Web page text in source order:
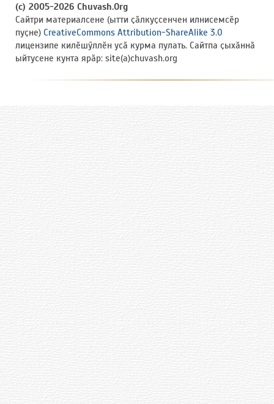
(c) 2005-2026 Chuvash.Org
Сайтри материалсене (ытти ҫӑлкуҫсенчен илнисемсӗр
пуҫне) CreativeCommons Attribution-ShareAlike 3.0
лицензипе килӗшӳллӗн усӑ курма пулать. Сайтпа ҫыхӑннӑ
ыйтусене кунта ярӑр: site(a)chuvash.org